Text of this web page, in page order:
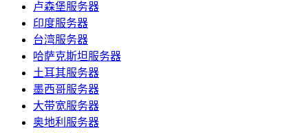
卢森堡服务器
印度服务器
台湾服务器
哈萨克斯坦服务器
土耳其服务器
墨西哥服务器
大带宽服务器
奥地利服务器